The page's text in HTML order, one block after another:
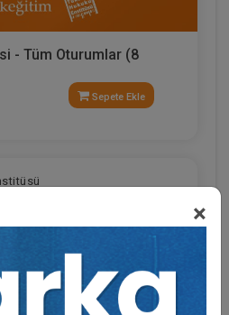
×
- Tüm Oturumlar (8
Sepete Ekle